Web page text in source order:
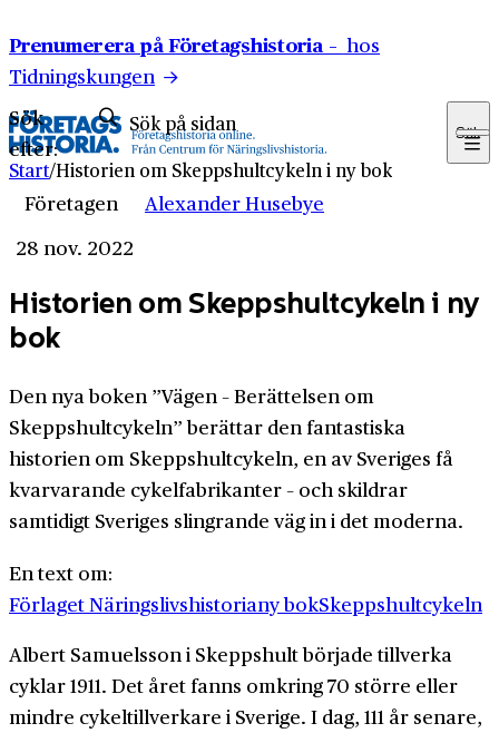
Prenumerera på Företagshistoria – hos
Tidningskungen
Sök
efter:
Sök
Start/Historien om Skeppshultcykeln i ny bok
Företagen
Alexander Husebye
28 nov. 2022
Historien om Skeppshultcykeln i ny
bok
Den nya boken ”Vägen – Berättelsen om
Skeppshultcykeln” berättar den fantastiska
historien om Skeppshultcykeln, en av Sveriges få
kvarvarande cykelfabrikanter – och skildrar
samtidigt Sveriges slingrande väg in i det moderna.
En text om:
Förlaget Näringslivshistoriany bokSkeppshultcykeln
Albert Samuelsson i Skeppshult började tillverka
cyklar 1911. Det året fanns omkring 70 större eller
mindre cykeltillverkare i Sverige. I dag, 111 år senare,